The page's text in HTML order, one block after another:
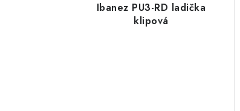
Ibanez PU3-RD ladička
klipová